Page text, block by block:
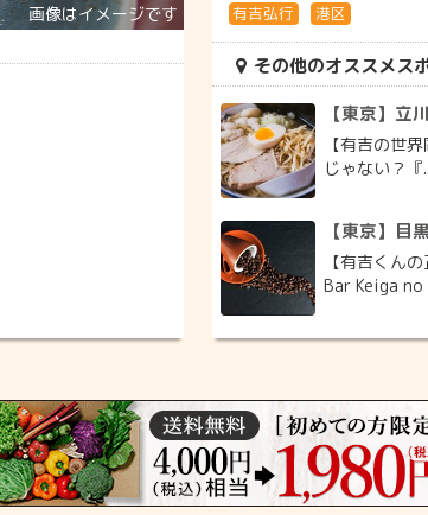
有吉弘行 港区
その他のオススメス
【東京】立
【有吉の世
じゃない？『
【東京】目
【有吉くん
Bar Keiga no